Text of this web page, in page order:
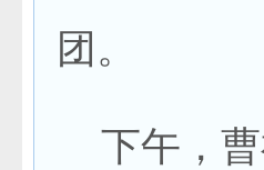
团。
下午，曹